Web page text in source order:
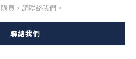
買，請聯絡我們。
聯絡我們